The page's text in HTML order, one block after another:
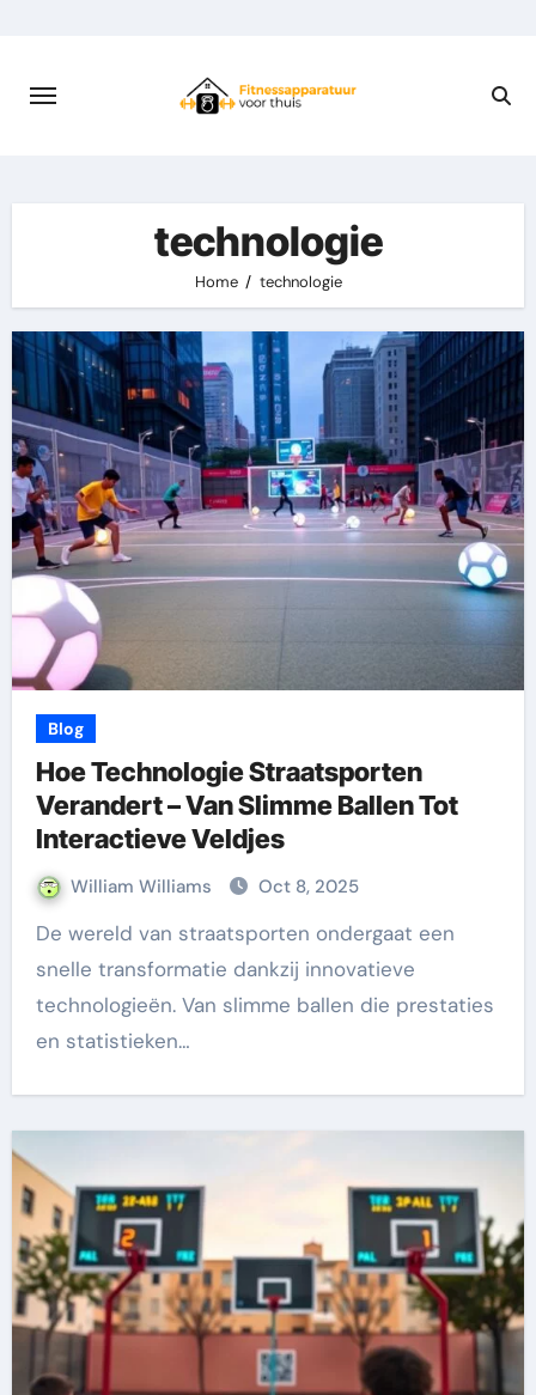
content
technologie
Home technologie
Blog
Hoe Technologie Straatsporten
Verandert – Van Slimme Ballen Tot
Interactieve Veldjes
William Williams Oct 8, 2025
De wereld van straatsporten ondergaat een
snelle transformatie dankzij innovatieve
technologieën. Van slimme ballen die prestaties
en statistieken…